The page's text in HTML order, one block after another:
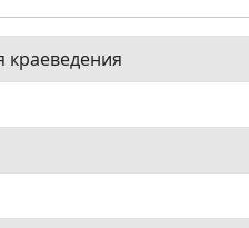
краеведения